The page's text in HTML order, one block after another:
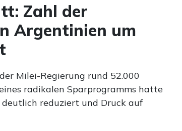
Zahl der
Argentinien um
Milei-Regierung rund 52.000
radikalen Sparprogramms hatte
reduziert und Druck auf